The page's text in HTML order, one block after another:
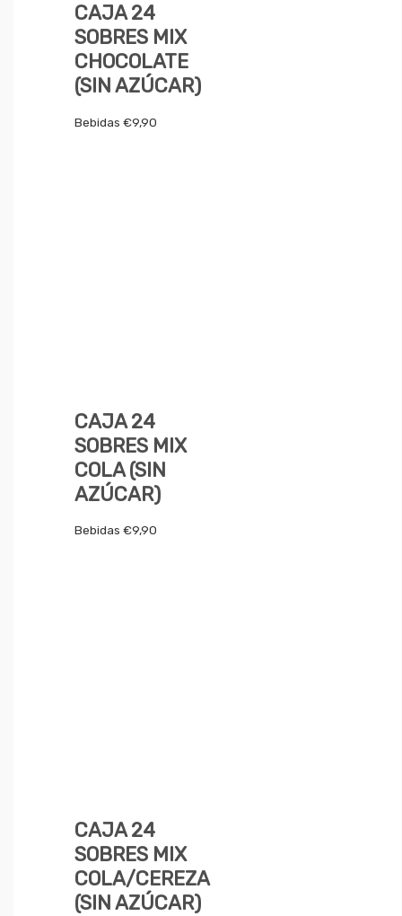
CAJA 24
SOBRES MIX
CHOCOLATE
(SIN AZÚCAR)
Bebidas €9,90
CAJA 24
SOBRES MIX
COLA (SIN
AZÚCAR)
Bebidas €9,90
CAJA 24
SOBRES MIX
COLA/CEREZA
(SIN AZÚCAR)